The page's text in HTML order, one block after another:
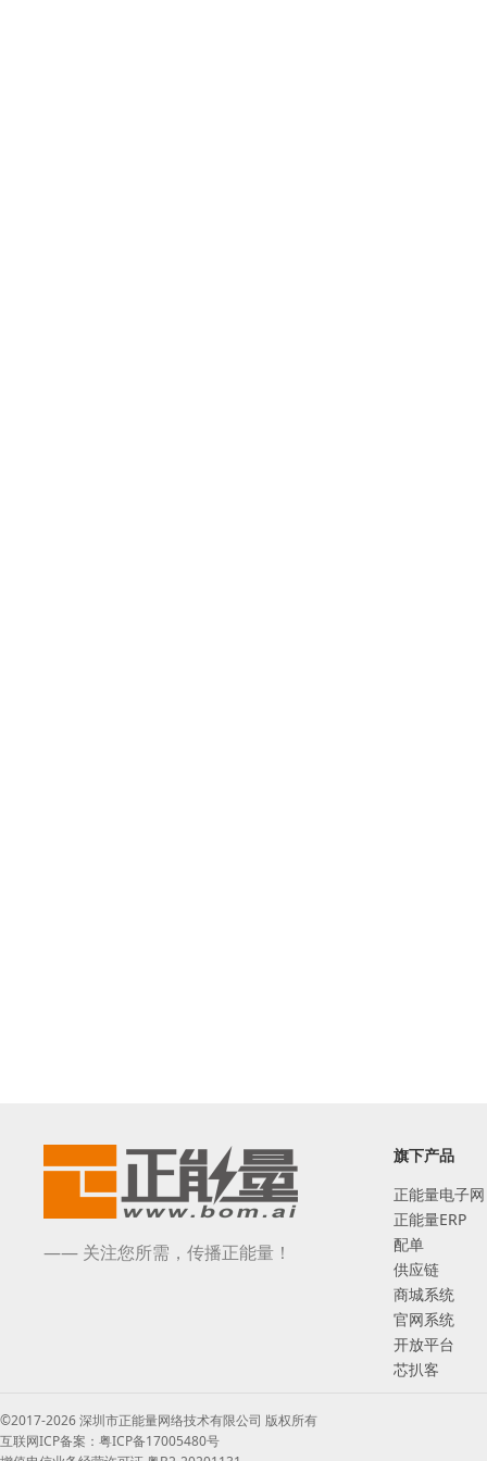
—— 关注您所需，传播正能量！
旗下产品
正能量电子网
正能量ERP
配单
供应链
商城系统
官网系统
开放平台
芯扒客
©2017-2026 深圳市正能量网络技术有限公司 版权所有
互联网ICP备案：粤ICP备17005480号